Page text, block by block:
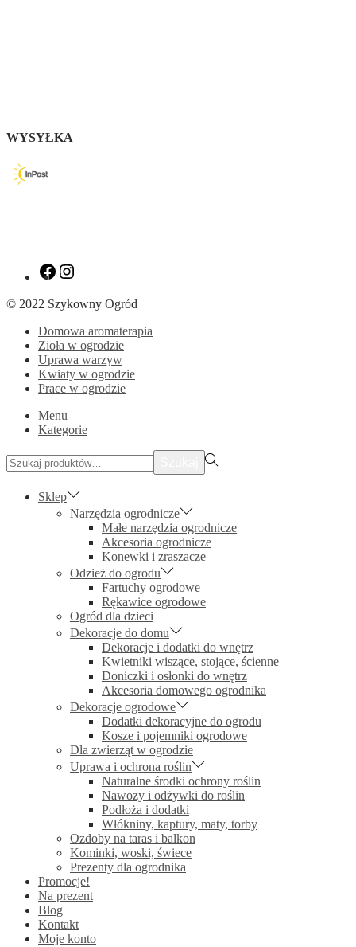
WYSYŁKA
Zobacz
nasz
profil
na na
Instagramie
© 2022 Szykowny Ogród
Domowa aromaterapia
Zioła w ogrodzie
Uprawa warzyw
Kwiaty w ogrodzie
Prace w ogrodzie
Menu
Kategorie
Szukać:>
Sklep
Narzędzia ogrodnicze
Małe narzędzia ogrodnicze
Akcesoria ogrodnicze
Konewki i zraszacze
Odzież do ogrodu
Fartuchy ogrodowe
Rękawice ogrodowe
Ogród dla dzieci
Dekoracje do domu
Dekoracje i dodatki do wnętrz
Kwietniki wiszące, stojące, ścienne
Doniczki i osłonki do wnętrz
Akcesoria domowego ogrodnika
Dekoracje ogrodowe
Dodatki dekoracyjne do ogrodu
Kosze i pojemniki ogrodowe
Dla zwierząt w ogrodzie
Uprawa i ochrona roślin
Naturalne środki ochrony roślin
Nawozy i odżywki do roślin
Podłoża i dodatki
Włókniny, kaptury, maty, torby
Ozdoby na taras i balkon
Kominki, woski, świece
Prezenty dla ogrodnika
Promocje!
Na prezent
Blog
Kontakt
Moje konto